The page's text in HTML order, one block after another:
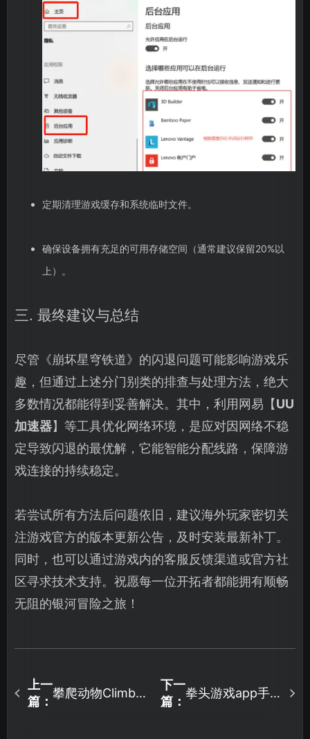
定期清理游戏缓存和系统临时文件。
确保设备拥有充足的可用存储空间（通常建议保留20%以
上）。
三. 最终建议与总结
尽管《崩坏星穹铁道》的闪退问题可能影响游戏乐
趣，但通过上述分门别类的排查与处理方法，绝大
多数情况都能得到妥善解决。其中，利用网易【UU
加速器】等工具优化网络环境，是应对因网络不稳
定导致闪退的最优解，它能智能分配线路，保障游
戏连接的持续稳定。
若尝试所有方法后问题依旧，建议海外玩家密切关
注游戏官方的版本更新公告，及时安装最新补丁。
同时，也可以通过游戏内的客服反馈渠道或官方社
区寻求技术支持。祝愿每一位开拓者都能拥有顺畅
无阻的银河冒险之旅！
上一
篇：
攀爬动物Climber
下一
篇：
拳头游戏app手机